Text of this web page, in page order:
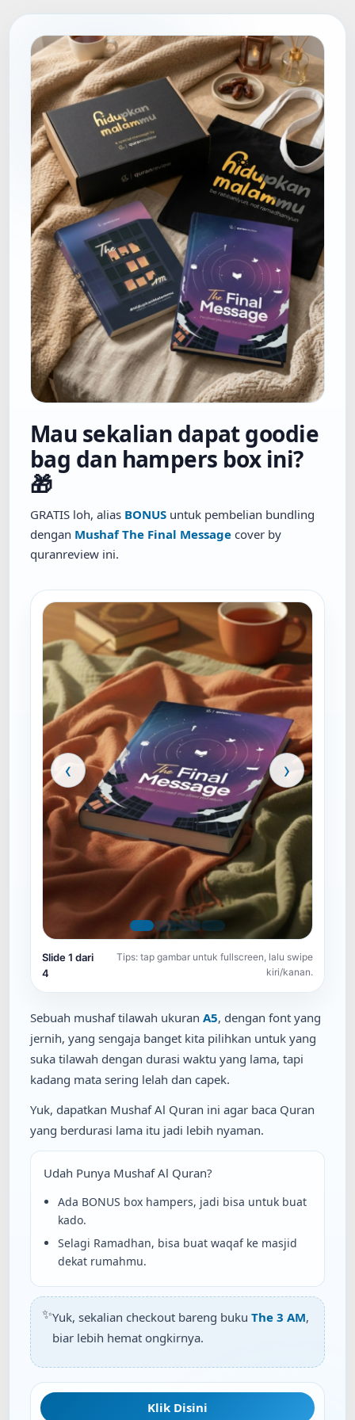
Mau sekalian dapat goodie
bag dan hampers box ini?
🎁
GRATIS loh, alias BONUS untuk pembelian bundling
dengan Mushaf The Final Message cover by
quranreview ini.
‹ ›
Slide 1 dari
4
Tips: tap gambar untuk fullscreen, lalu swipe
kiri/kanan.
Sebuah mushaf tilawah ukuran A5, dengan font yang
jernih, yang sengaja banget kita pilihkan untuk yang
suka tilawah dengan durasi waktu yang lama, tapi
kadang mata sering lelah dan capek.
Yuk, dapatkan Mushaf Al Quran ini agar baca Quran
yang berdurasi lama itu jadi lebih nyaman.
Udah Punya Mushaf Al Quran?
Ada BONUS box hampers, jadi bisa untuk buat
kado.
Selagi Ramadhan, bisa buat waqaf ke masjid
dekat rumahmu.
✨Yuk, sekalian checkout bareng buku The 3 AM,
biar lebih hemat ongkirnya.
Klik Disini